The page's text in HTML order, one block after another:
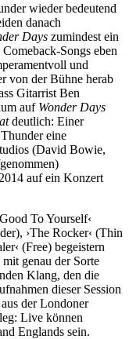
wieder bedeutend
danach
Days zumindest ein
Songs eben
und
von der Bühne herab
Gitarrist Ben
auf Wonder Days
deutlich: Einer
eine
(David Bowie,
auf ein Konzert
To Yourself‹
›The Rocker‹ (Thin
(Free) begeistern
mit genau der Sorte
Klang, den die
dieser Session
der Londoner
Live können
Englands sein.